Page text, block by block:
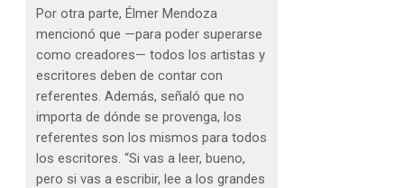
Por otra parte, Élmer Mendoza
mencionó que —para poder superarse
como creadores— todos los artistas y
escritores deben de contar con
referentes. Además, señaló que no
importa de dónde se provenga, los
referentes son los mismos para todos
los escritores. “Si vas a leer, bueno,
pero si vas a escribir, lee a los grandes